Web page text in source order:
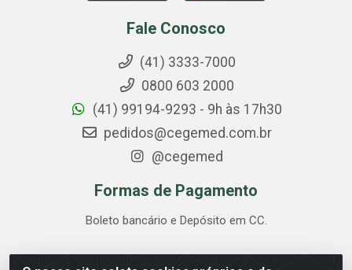
Fale Conosco
(41) 3333-7000
(41) 99194-9293 - 9h às 17h30
pedidos@cegemed.com.br
@cegemed
Formas de Pagamento
Boleto bancário e Depósito em CC.